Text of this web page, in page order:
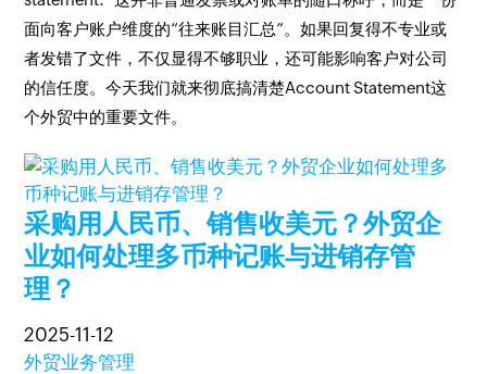
面向客户账户维度的“往来账目汇总”。如果回复得不专业或
者发错了文件，不仅显得不够职业，还可能影响客户对公司
的信任度。今天我们就来彻底搞清楚Account Statement这
个外贸中的重要文件。
采购用人民币、销售收美元？外贸企
业如何处理多币种记账与进销存管
理？
2025-11-12
外贸业务管理